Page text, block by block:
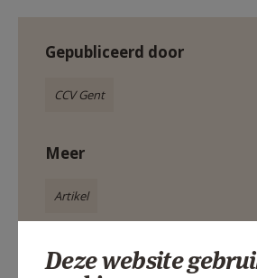
Gepubliceerd door
CCV Gent
Meer
Artikel
catechese Eerste Communie
Deze website